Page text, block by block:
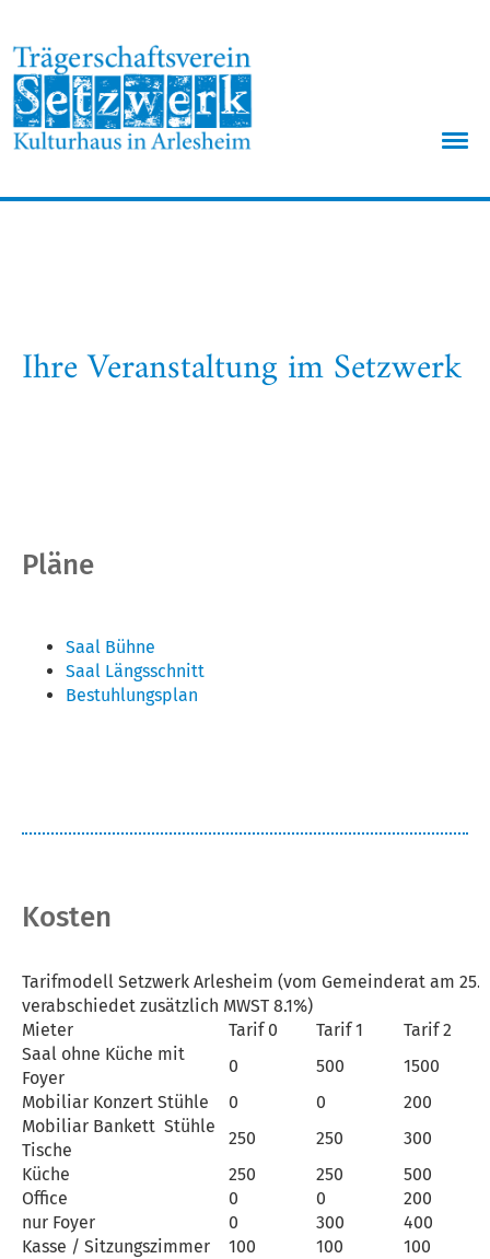
Ihre Veranstaltung im Setzwerk
Pläne
Saal Bühne
Saal Längsschnitt
Bestuhlungsplan
Kosten
Tarifmodell Setzwerk Arlesheim (vom Gemeinderat am
verabschiedet zusätzlich MWST 8.1%)
Mieter
Tarif 0 Tarif 1
Tarif 2
Saal ohne Küche mit
Foyer
0 500
1500
Mobiliar Konzert Stühle
0 0
200
Mobiliar Bankett Stühle
Tische
250 250
300
Küche
250 250
500
Office
0 0
200
nur Foyer
0 300
400
Kasse / Sitzungszimmer
100 100
100